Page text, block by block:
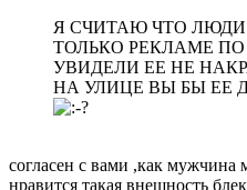
Я СЧИТАЮ ЧТО ЛЮДИ
ТОЛЬКО РЕКЛАМЕ
УВИДЕЛИ ЕЕ НЕ
НА УЛИЦЕ ВЫ БЫ ЕЕ
согласен с вами ,как мужчина
нравится такая внешность